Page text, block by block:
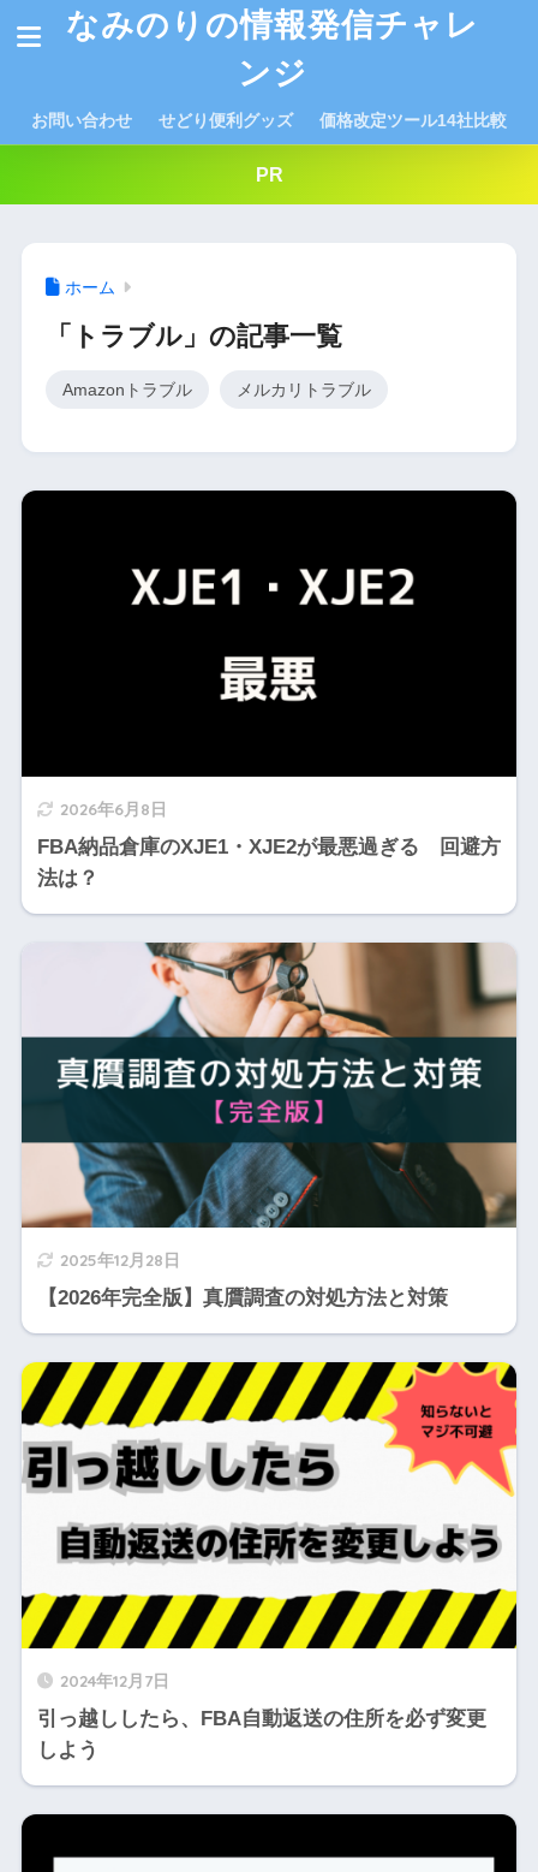
なみのりの情報発信チャレ
ンジ
お問い合わせ せどり便利グッズ 価格改定ツール14社比較
PR
ホーム
「トラブル」の記事一覧
Amazonトラブル メルカリトラブル
2026年6月8日
FBA納品倉庫のXJE1・XJE2が最悪過ぎる 回避方
法は？
2025年12月28日
【2026年完全版】真贋調査の対処方法と対策
2024年12月7日
引っ越ししたら、FBA自動返送の住所を必ず変更
しよう